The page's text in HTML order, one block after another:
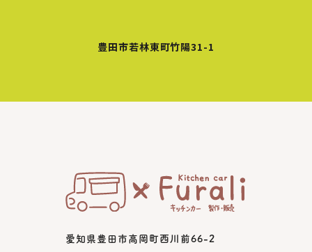
豊田市若林東町竹陽31-1
愛知県豊田市高岡町西川前66-2